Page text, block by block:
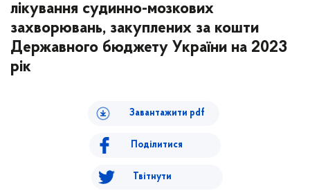
лікування судинно-мозкових
захворювань, закуплених за кошти
Державного бюджету України на 2023
рік
Завантажити pdf
Поділитися
Твітнути